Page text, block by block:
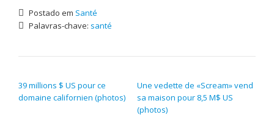
Postado em Santé
Palavras-chave: santé
39 millions $ US pour ce
domaine californien (photos)
Une vedette de «Scream» vend
sa maison pour 8,5 M$ US
(photos)